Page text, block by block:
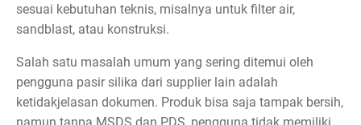
sesuai kebutuhan teknis, misalnya untuk filter air,
sandblast, atau konstruksi.
Salah satu masalah umum yang sering ditemui oleh
pengguna pasir silika dari supplier lain adalah
ketidakjelasan dokumen. Produk bisa saja tampak bersih,